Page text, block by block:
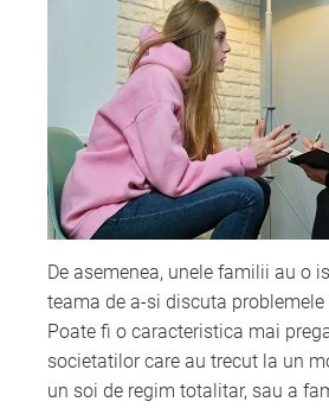
De asemenea, unele familii au o
teama de a-si discuta
Poate fi o caracteristica mai
societatilor care au trecut la un
un soi de regim totalitar, sau a